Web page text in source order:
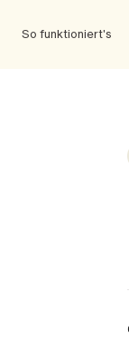
So funktioniert's